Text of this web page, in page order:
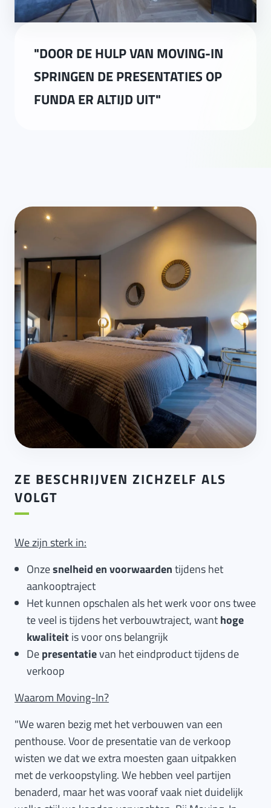
"DOOR DE HULP VAN MOVING-IN
SPRINGEN DE PRESENTATIES OP
FUNDA ER ALTIJD UIT"
ZE BESCHRIJVEN ZICHZELF ALS
VOLGT
We zijn sterk in:
Onzesnelheid en voorwaardentijdens het
aankooptraject
Het kunnen opschalen als het werk voor ons twee
te veel is tijdens het verbouwtraject, wanthoge
kwaliteit is voor ons belangrijk
Depresentatievan het eindproduct tijdens de
verkoop
Waarom Moving-In?
"We waren bezig met het verbouwen van een
penthouse. Voor de presentatie van de verkoop
wisten we dat we extra moesten gaan uitpakken
met de verkoopstyling. We hebben veel partijen
benaderd, maar het was vooraf vaak niet duidelijk